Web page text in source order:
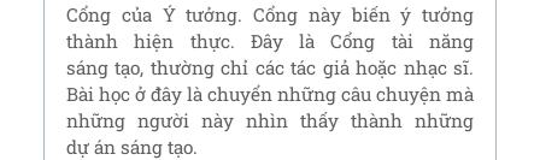
Cổng của Ý tưởng. Cổng này biến ý tưởng
thành hiện thực. Đây là Cổng tài năng
sáng tạo, thường chỉ các tác giả hoặc nhạc sĩ.
Bài học ở đây là chuyển những câu chuyện mà
những người này nhìn thấy thành những
dự án sáng tạo.